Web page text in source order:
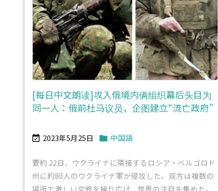
[每日中文朗读]攻入俄境内俩组织幕后头目为
同一人：俄前杜马议员，企图建立“流亡政府”
 2023年5月25日  中国語
要約 22日、ウクライナに隣接するロシア・ベルゴロド
州に約80人のウクライナ軍が侵攻した。双方は複数の